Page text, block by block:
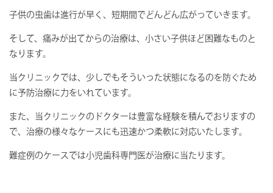
子供の虫歯は進行が早く、短期間でどんどん広がっていきます。
そして、痛みが出てからの治療は、小さい子供ほど困難なものと
なります。
当クリニックでは、少しでもそういった状態になるのを防ぐため
に予防治療に力をいれています。
また、当クリニックのドクターは豊富な経験を積んでおりますの
で、治療の様々なケースにも迅速かつ柔軟に対応いたします。
難症例のケースでは小児歯科専門医が治療に当たります。